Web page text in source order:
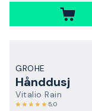
GROHE
Hånddusj
Vitalio Rain
5,0